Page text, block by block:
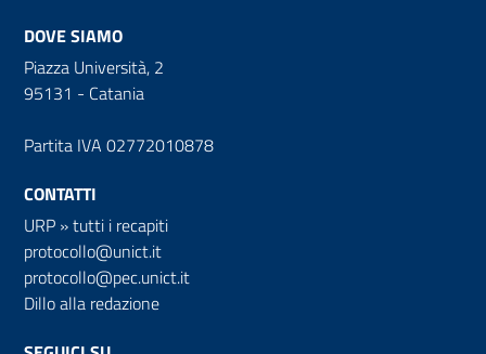
DOVE SIAMO
Piazza Università, 2
95131 - Catania
Partita IVA 02772010878
CONTATTI
URP »tutti i recapiti
protocollo@unict.it
protocollo@pec.unict.it
Dillo alla redazione